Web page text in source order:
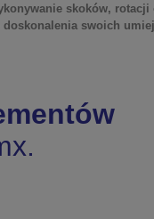
skoków,
swoich